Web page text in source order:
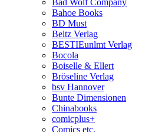
Bad Wolf Company
Bahoe Books
BD Must
Beltz Verlag
BESTIEunlmt Verlag
Bocola
Boiselle & Ellert
Bröseline Verlag
bsv Hannover
Bunte Dimensionen
Chinabooks
comicplus+
Comics etc.